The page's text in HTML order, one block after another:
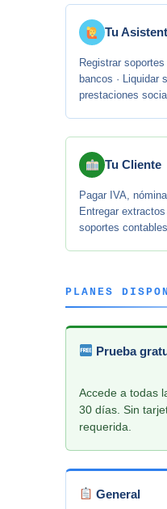
Tu
Registrar
bancos · Liquidar
prestaciones
Tu Cliente
Pagar IVA,
Entregar
soportes
PLANES
Prueba
Accede a todas
30 días. Sin
requerida.
General